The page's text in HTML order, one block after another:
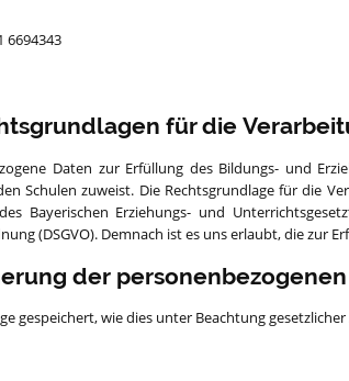
6694343
für die
Daten zur Erfüllung des Bildungs- und
Schulen zuweist. Die Rechtsgrundlage für die
Bayerischen Erziehungs- und
(DSGVO). Demnach ist es uns erlaubt, die zur
der
gespeichert, wie dies unter Beachtung